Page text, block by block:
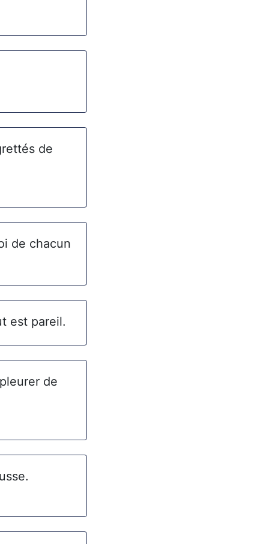
de
de chacun
est pareil.
de